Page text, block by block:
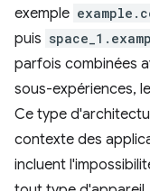
exemple
puis
parfois combinées
sous-expériences,
Ce type
contexte des
incluent